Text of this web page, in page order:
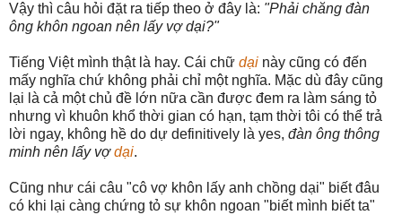
Vậy thì câu hỏi đặt ra tiếp theo ở đây là: "Phải chăng đàn
ông khôn ngoan nên lấy vợ dại?"
Tiếng Việt mình thật là hay. Cái chữ dại này cũng có đến
mấy nghĩa chứ không phải chỉ một nghĩa. Mặc dù đây cũng
lại là cả một chủ đề lớn nữa cần được đem ra làm sáng tỏ
nhưng vì khuôn khổ thời gian có hạn, tạm thời tôi có thể trả
lời ngay, không hề do dự definitively là yes, đàn ông thông
minh nên lấy vợdại.
Cũng như cái câu "cô vợ khôn lấy anh chồng dại" biết đâu
có khi lại càng chứng tỏ sự khôn ngoan "biết mình biết ta"